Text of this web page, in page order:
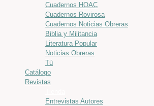
Cuadernos HOAC
Cuadernos Rovirosa
Cuadernos Noticias Obreras
Biblia y Militancia
Literatura Popular
Noticias Obreras
Tú
Catálogo
Revistas
Entrevistas Autores